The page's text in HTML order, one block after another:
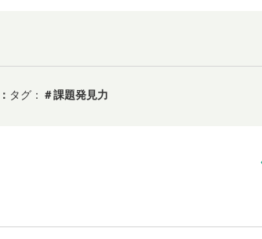
： タグ： ＃課題発見力